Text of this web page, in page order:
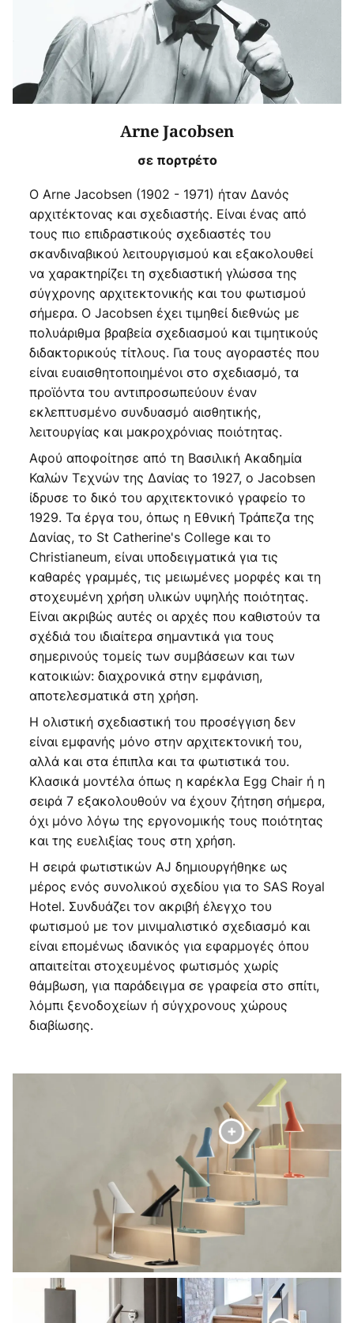
Arne Jacobsen
σε πορτρέτο
Ο Arne Jacobsen (1902 - 1971) ήταν Δανός
αρχιτέκτονας και σχεδιαστής. Είναι ένας από
τους πιο επιδραστικούς σχεδιαστές του
σκανδιναβικού λειτουργισμού και εξακολουθεί
να χαρακτηρίζει τη σχεδιαστική γλώσσα της
σύγχρονης αρχιτεκτονικής και του φωτισμού
σήμερα. Ο Jacobsen έχει τιμηθεί διεθνώς με
πολυάριθμα βραβεία σχεδιασμού και τιμητικούς
διδακτορικούς τίτλους. Για τους αγοραστές που
είναι ευαισθητοποιημένοι στο σχεδιασμό, τα
προϊόντα του αντιπροσωπεύουν έναν
εκλεπτυσμένο συνδυασμό αισθητικής,
λειτουργίας και μακροχρόνιας ποιότητας.
Αφού αποφοίτησε από τη Βασιλική Ακαδημία
Καλών Τεχνών της Δανίας το 1927, ο Jacobsen
ίδρυσε το δικό του αρχιτεκτονικό γραφείο το
1929. Τα έργα του, όπως η Εθνική Τράπεζα της
Δανίας, το St Catherine's College και το
Christianeum, είναι υποδειγματικά για τις
καθαρές γραμμές, τις μειωμένες μορφές και τη
στοχευμένη χρήση υλικών υψηλής ποιότητας.
Είναι ακριβώς αυτές οι αρχές που καθιστούν τα
σχέδιά του ιδιαίτερα σημαντικά για τους
σημερινούς τομείς των συμβάσεων και των
κατοικιών: διαχρονικά στην εμφάνιση,
αποτελεσματικά στη χρήση.
Η ολιστική σχεδιαστική του προσέγγιση δεν
είναι εμφανής μόνο στην αρχιτεκτονική του,
αλλά και στα έπιπλα και τα φωτιστικά του.
Κλασικά μοντέλα όπως η καρέκλα Egg Chair ή η
σειρά 7 εξακολουθούν να έχουν ζήτηση σήμερα,
όχι μόνο λόγω της εργονομικής τους ποιότητας
και της ευελιξίας τους στη χρήση.
Η σειρά φωτιστικών AJ δημιουργήθηκε ως
μέρος ενός συνολικού σχεδίου για το SAS Royal
Hotel. Συνδυάζει τον ακριβή έλεγχο του
φωτισμού με τον μινιμαλιστικό σχεδιασμό και
είναι επομένως ιδανικός για εφαρμογές όπου
απαιτείται στοχευμένος φωτισμός χωρίς
θάμβωση, για παράδειγμα σε γραφεία στο σπίτι,
λόμπι ξενοδοχείων ή σύγχρονους χώρους
διαβίωσης.